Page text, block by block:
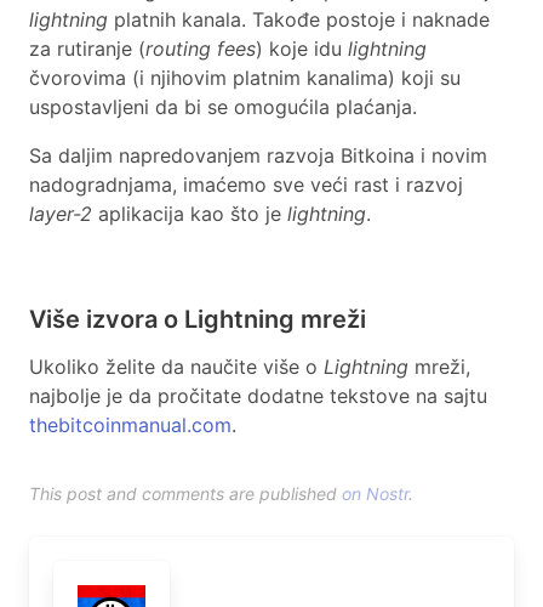
lightning platnih kanala. Takođe postoje i naknade
za rutiranje (routing fees) koje idu lightning
čvorovima (i njihovim platnim kanalima) koji su
uspostavljeni da bi se omogućila plaćanja.
Sa daljim napredovanjem razvoja Bitkoina i novim
nadogradnjama, imaćemo sve veći rast i razvoj
layer-2 aplikacija kao što je lightning.
Više izvora o Lightning mreži
Ukoliko želite da naučite više o Lightning mreži,
najbolje je da pročitate dodatne tekstove na sajtu
thebitcoinmanual.com.
This post and comments are published on Nostr.